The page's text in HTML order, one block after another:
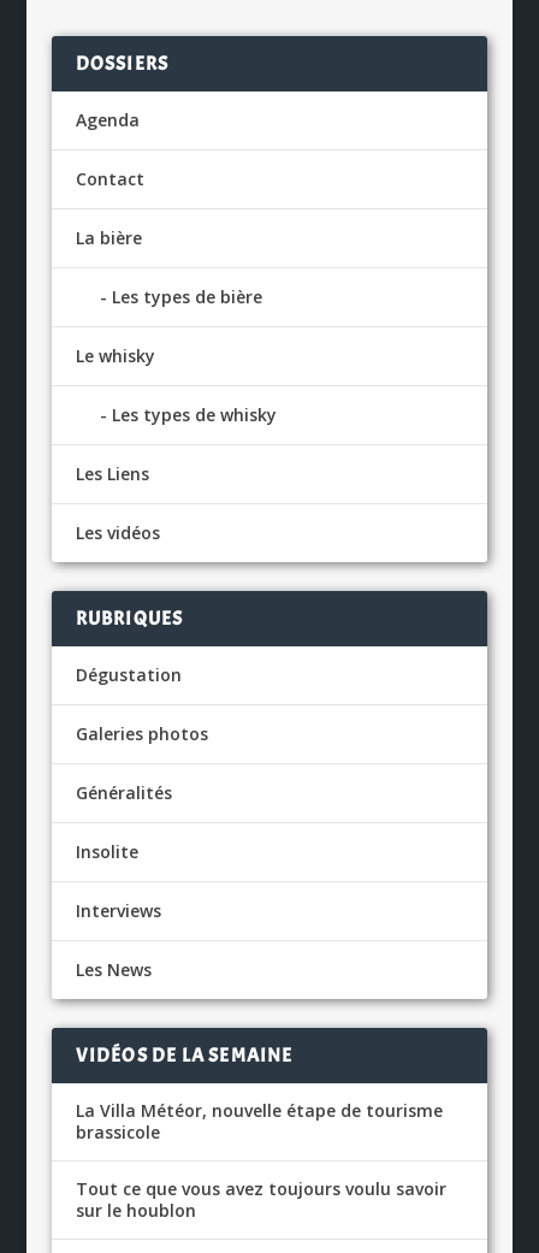
DOSSIERS
Agenda
Contact
La bière
Les types de bière
Le whisky
Les types de whisky
Les Liens
Les vidéos
RUBRIQUES
Dégustation
Galeries photos
Généralités
Insolite
Interviews
Les News
VIDÉOS DE LA SEMAINE
La Villa Météor, nouvelle étape de tourisme
brassicole
Tout ce que vous avez toujours voulu savoir
sur le houblon